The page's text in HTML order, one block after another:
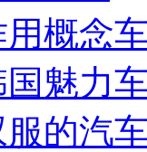
概念
魅力
的汽